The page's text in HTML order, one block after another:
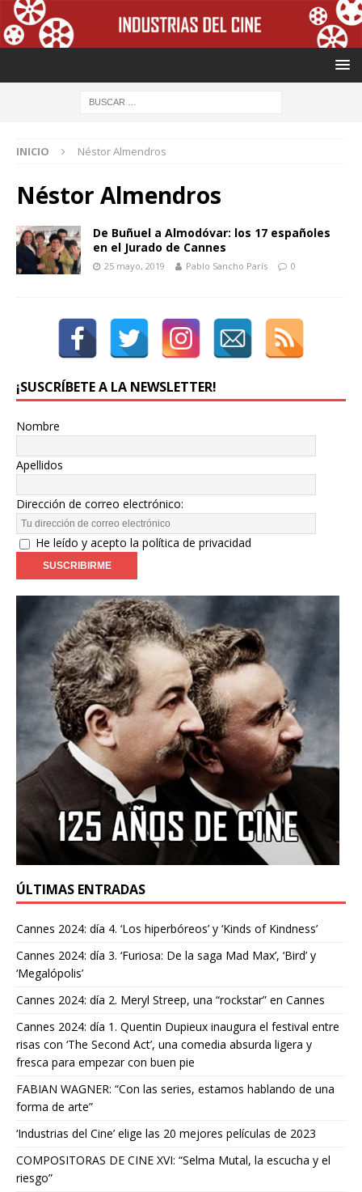
INICIO Néstor Almendros
Néstor Almendros
De Buñuel a Almodóvar: los 17 españoles
en el Jurado de Cannes
25 mayo, 2019 Pablo Sancho París 0
¡SUSCRÍBETE A LA NEWSLETTER!
Nombre
Apellidos
Dirección de correo electrónico:
He leído y acepto la política de privacidad
ÚLTIMAS ENTRADAS
Cannes 2024: día 4. ‘Los hiperbóreos’ y ‘Kinds of Kindness’
Cannes 2024: día 3. ‘Furiosa: De la saga Mad Max’, ‘Bird’ y
‘Megalópolis’
Cannes 2024: día 2. Meryl Streep, una “rockstar” en Cannes
Cannes 2024: día 1. Quentin Dupieux inaugura el festival entre
risas con ‘The Second Act’, una comedia absurda ligera y
fresca para empezar con buen pie
FABIAN WAGNER: “Con las series, estamos hablando de una
forma de arte”
‘Industrias del Cine’ elige las 20 mejores películas de 2023
COMPOSITORAS DE CINE XVI: “Selma Mutal, la escucha y el
riesgo”